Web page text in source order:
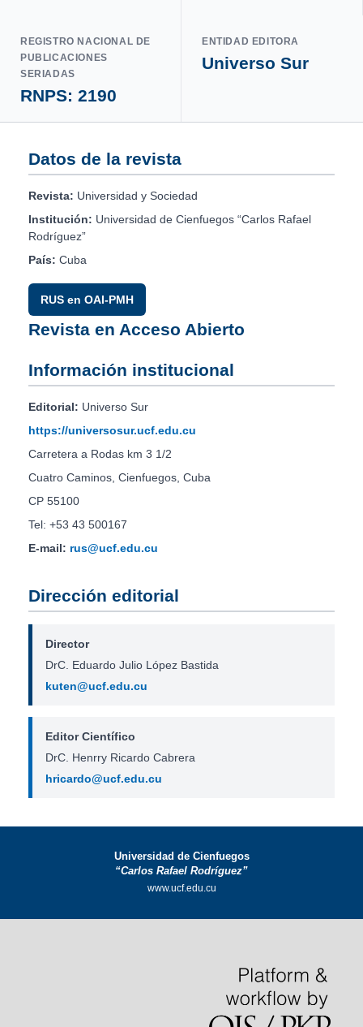
REGISTRO NACIONAL DE
PUBLICACIONES
SERIADAS
RNPS: 2190
ENTIDAD EDITORA
Universo Sur
Datos de la revista
Revista: Universidad y Sociedad
Institución: Universidad de Cienfuegos “Carlos Rafael
Rodríguez”
País: Cuba
RUS en OAI-PMH
Revista en Acceso Abierto
Información institucional
Editorial: Universo Sur
https://universosur.ucf.edu.cu
Carretera a Rodas km 3 1/2
Cuatro Caminos, Cienfuegos, Cuba
CP 55100
Tel: +53 43 500167
E-mail: rus@ucf.edu.cu
Dirección editorial
Director
DrC. Eduardo Julio López Bastida
kuten@ucf.edu.cu
Editor Científico
DrC. Henrry Ricardo Cabrera
hricardo@ucf.edu.cu
Universidad de Cienfuegos
“Carlos Rafael Rodríguez”
www.ucf.edu.cu